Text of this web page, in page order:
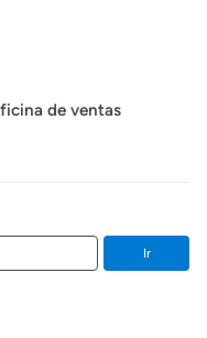
de ventas
Ir